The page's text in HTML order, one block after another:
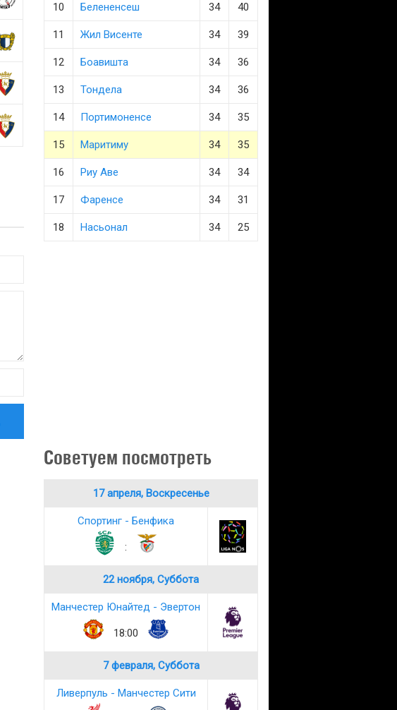
10 Белененсеш 34 40
11 Жил Висенте 34 39
12 Боавишта 34 36
13 Тондела 34 36
14 Портимоненсе 34 35
15 Маритиму 34 35
16 Риу Аве 34 34
17 Фаренсе 34 31
18 Насьонал 34 25
Советуем посмотреть
17 апреля, Воскресенье
Спортинг - Бенфика
:
22 ноября, Суббота
Манчестер Юнайтед - Эвертон
18:00
7 февраля, Суббота
Ливерпуль - Манчестер Сити